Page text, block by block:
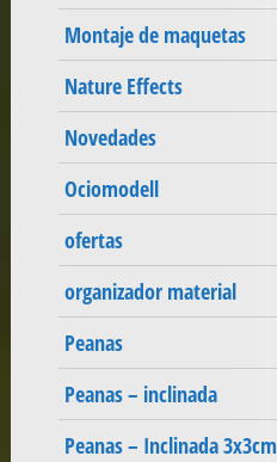
Montaje de maquetas
Nature Effects
Novedades
Ociomodell
ofertas
organizador material
Peanas
Peanas – inclinada
Peanas – Inclinada 3x3cm